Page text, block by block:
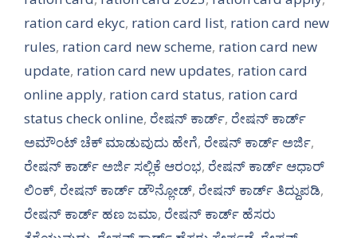
ration card ekyc, ration card list, ration card new
rules, ration card new scheme, ration card new
update, ration card new updates, ration card
online apply, ration card status, ration card
status check online, ರೇಷನ್ ಕಾರ್ಡ್, ರೇಷನ್ ಕಾರ್ಡ್
ಅಮೌಂಟ್ ಚೆಕ್ ಮಾಡುವುದು ಹೇಗೆ, ರೇಷನ್ ಕಾರ್ಡ್ ಅರ್ಜಿ,
ರೇಷನ್ ಕಾರ್ಡ್ ಅರ್ಜಿ ಸಲ್ಲಿಕೆ ಆರಂಭ, ರೇಷನ್ ಕಾರ್ಡ್ ಆಧಾರ್
ಲಿಂಕ್, ರೇಷನ್ ಕಾರ್ಡ್ ಡೌನ್ಲೋಡ್, ರೇಷನ್ ಕಾರ್ಡ್ ತಿದ್ದುಪಡಿ,
ರೇಷನ್ ಕಾರ್ಡ್ ಹಣ ಜಮಾ, ರೇಷನ್ ಕಾರ್ಡ್ ಹೆಸರು